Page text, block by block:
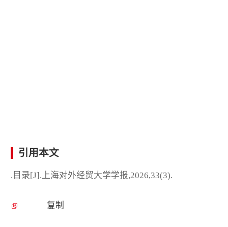
引用本文
.目录[J].上海对外经贸大学学报,2026,33(3).
复制